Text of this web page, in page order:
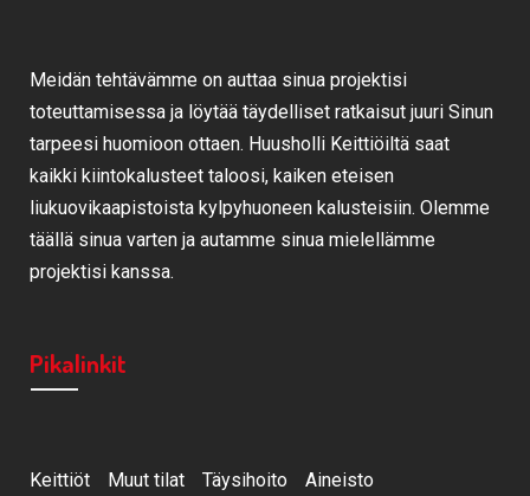
Meidän tehtävämme on auttaa sinua projektisi
toteuttamisessa ja löytää täydelliset ratkaisut juuri Sinun
tarpeesi huomioon ottaen. Huusholli Keittiöiltä saat
kaikki kiintokalusteet taloosi, kaiken eteisen
liukuovikaapistoista kylpyhuoneen kalusteisiin. Olemme
täällä sinua varten ja autamme sinua mielellämme
projektisi kanssa.
Pikalinkit
Keittiöt Muut tilat Täysihoito Aineisto